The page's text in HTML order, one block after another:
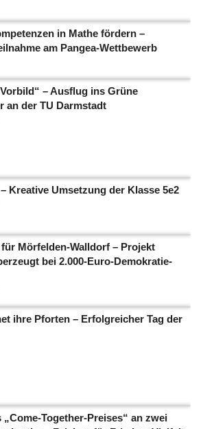
in Mathe fördern –
am Pangea-Wettbewerb
– Ausflug ins Grüne
an der TU Darmstadt
Kreative Umsetzung der Klasse 5e2
Mörfelden-Walldorf – Projekt
bei 2.000-Euro-Demokratie-
ihre Pforten – Erfolgreicher Tag der
„Come-Together-Preises“ an zwei